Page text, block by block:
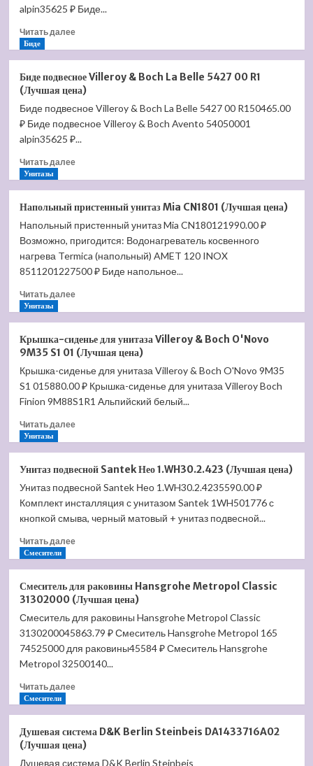
EN310
цена)
alpin35625 ₽ Биде...
Читать далееПрочитать
Биде
подвесное
Villeroy
&
Boch
Legato
00
(Лучшая
Биде
Биде подвесное Villeroy & Boch La Belle 5427 00 R1
(Лучшая цена)
Биде подвесное Villeroy & Boch La Belle 5427 00 R150465.00
₽ Биде подвесное Villeroy & Boch Avento 54050001
alpin35625 ₽...
Читать далееПрочитать
подвесное
Villeroy
&
Boch
La
5427
цена)
Унитазы
Напольный пристенный унитаз Mia CN1801 (Лучшая цена)
Напольный пристенный унитаз Mia CN180121990.00 ₽
Возможно, пригодится: Водонагреватель косвенного
нагрева Termica (напольный) AMET 120 INOX
8511201227500 ₽ Биде напольное...
Читать далееПрочитать
пристенный
унитаз
Mia
CN1801
(Лучшая
Унитазы
Крышка-сиденье для унитаза Villeroy & Boch O'Novo
9M35 S1 01 (Лучшая цена)
Крышка-сиденье для унитаза Villeroy & Boch O'Novo 9M35
S1 015880.00 ₽ Крышка-сиденье для унитаза Villeroy Boch
Finion 9M88S1R1 Альпийский белый...
Читать далееПрочитать
сиденье
для
унитаза
Villeroy
Boch
9M35
01
(Лучшая
цена)
Унитазы
Унитаз подвесной Santek Нео 1.WH30.2.423 (Лучшая цена)
Унитаз подвесной Santek Нео 1.WH30.2.4235590.00 ₽
Комплект инсталляция с унитазом Santek 1WH501776 с
кнопкой смыва, черный матовый + унитаз подвесной...
Читать далееПрочитать
подвесной
Santek
Нео
1.WH30.2.423
(Лучшая
цена)
Смесители
Смеситель для раковины Hansgrohe Metropol Classic
31302000 (Лучшая цена)
Смеситель для раковины Hansgrohe Metropol Classic
3130200045863.79 ₽ Смеситель Hansgrohe Metropol 165
74525000 для раковины45584 ₽ Смеситель Hansgrohe
Metropol 32500140...
Читать далееПрочитать
для
раковины
Смесители
Душевая система D&K Berlin Steinbeis DA1433716A02
(Лучшая цена)
Душевая система D&K Berlin Steinbeis